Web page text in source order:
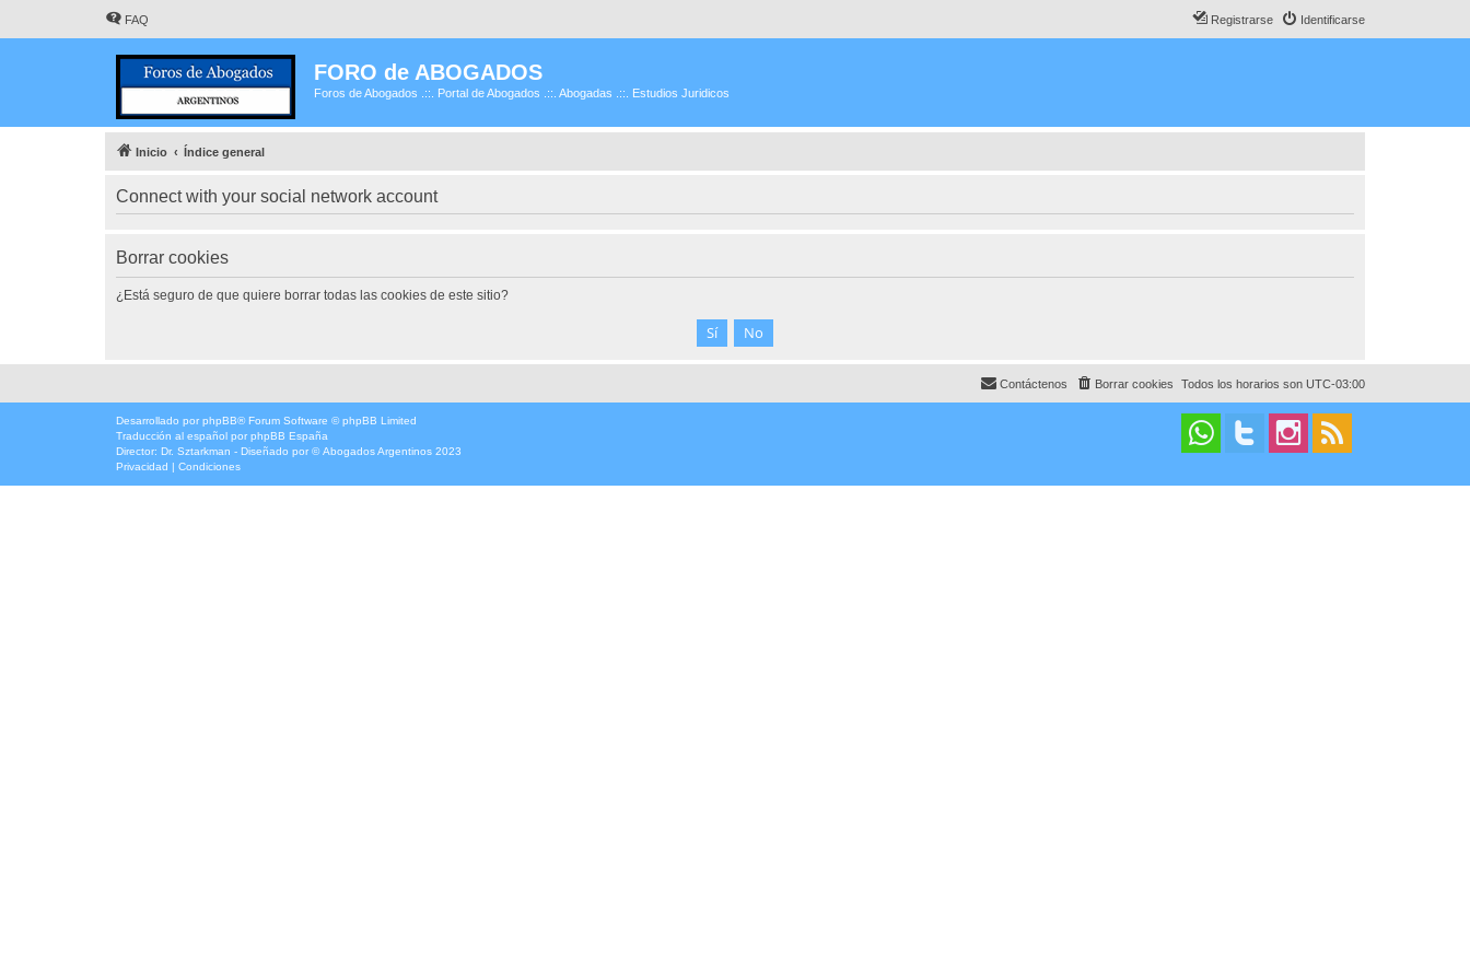
FAQ Identificarse
Registrarse
FORO de ABOGADOS
Foros de Abogados .::. Portal de Abogados .::. Abogadas .::. Estudios Juridicos
Inicio Índice general
Connect with your social network account
Borrar cookies
¿Está seguro de que quiere borrar todas las cookies de este sitio?
Todos los horarios son UTC-03:00
Borrar cookies
Contáctenos
Desarrollado por phpBB® Forum Software © phpBB Limited
Traducción al español por phpBB España
Director: Dr. Sztarkman - Diseñado por ©Abogados Argentinos 2023
Privacidad | Condiciones